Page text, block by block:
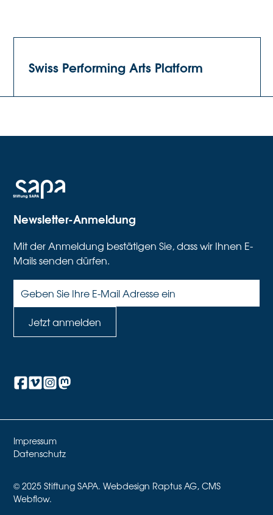
Swiss Performing Arts Platform
Newsletter-Anmeldung
Mit der Anmeldung bestätigen Sie, dass wir Ihnen E-
Mails senden dürfen.
© 2025 Stiftung SAPA. Webdesign Raptus AG, CMS
Webflow.
Impressum
Datenschutz